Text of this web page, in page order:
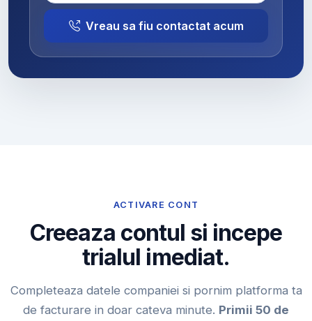
Vreau sa fiu contactat acum
ACTIVARE CONT
Creeaza contul si incepe
trialul imediat.
Completeaza datele companiei si pornim platforma ta
de facturare in doar cateva minute. Primii 50 de